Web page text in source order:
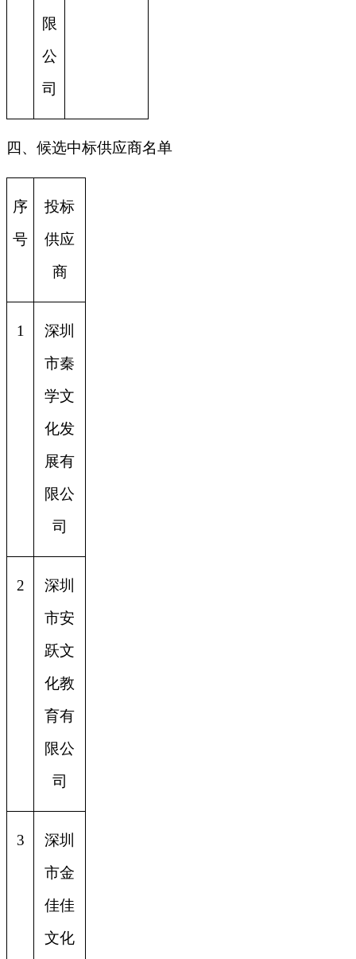
限
公
司
四、候选中标供应商名单
序
号
投标
供应
商
1
深圳
市秦
学文
化发
展有
限公
司
2
深圳
市安
跃文
化教
育有
限公
司
3
深圳
市金
佳佳
文化